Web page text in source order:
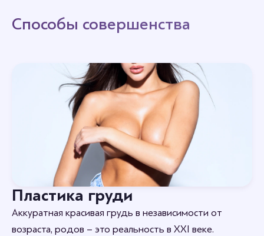
Способы совершенства
Пластика груди
Аккуратная красивая грудь в независимости от
возраста, родов – это реальность в XXI веке.